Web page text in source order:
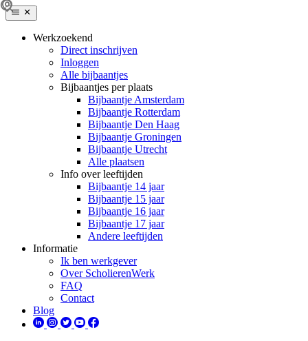
Werkzoekend
Direct inschrijven
Inloggen
Alle bijbaantjes
Bijbaantjes per plaats
Bijbaantje Amsterdam
Bijbaantje Rotterdam
Bijbaantje Den Haag
Bijbaantje Groningen
Bijbaantje Utrecht
Alle plaatsen
Info over leeftijden
Bijbaantje 14 jaar
Bijbaantje 15 jaar
Bijbaantje 16 jaar
Bijbaantje 17 jaar
Andere leeftijden
Informatie
Ik ben werkgever
Over ScholierenWerk
FAQ
Contact
Blog